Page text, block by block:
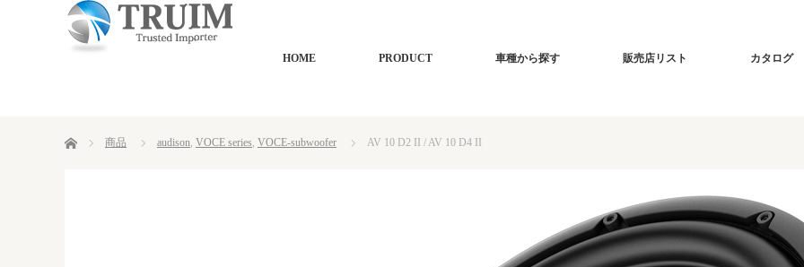
HOME PRODUCT 車種から探す 販売店リスト カタログ
ホーム 商品 audison, VOCE series, VOCE-subwoofer AV 10 D2 II / AV 10 D4 II